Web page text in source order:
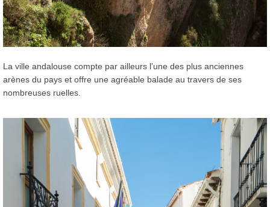
La ville andalouse compte par ailleurs l’une des plus anciennes
arènes du pays et offre une agréable balade au travers de ses
nombreuses ruelles.